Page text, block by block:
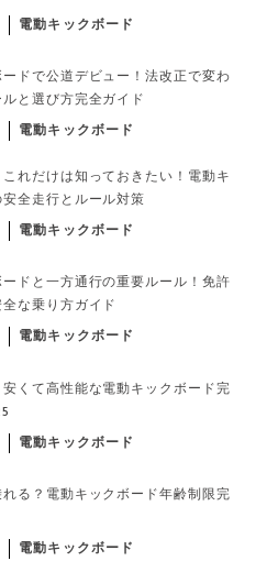
電動キックボード
ドで公道デビュー！法改正で変わ
と選び方完全ガイド
電動キックボード
これだけは知っておきたい！電動キ
全走行とルール対策
電動キックボード
ドと一方通行の重要ルール！免許
な乗り方ガイド
電動キックボード
くて高性能な電動キックボード完
電動キックボード
る？電動キックボード年齢制限完
電動キックボード